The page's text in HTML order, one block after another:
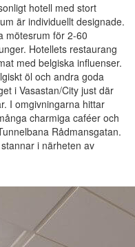
hotell med stort
är individuellt designade.
mötesrum för 2-60
Hotellets restaurang
med belgiska influenser.
öl och andra goda
i Vasastan/City just där
I omgivningarna hittar
charmiga caféer och
Rådmansgatan.
i närheten av